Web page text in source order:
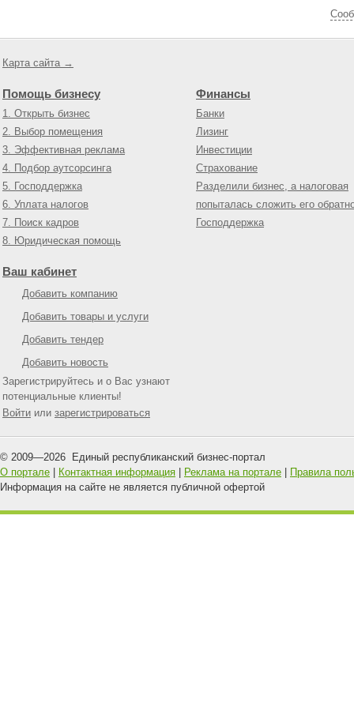
Карта сайта →
Помощь бизнесу
1. Открыть бизнес
2. Выбор помещения
3. Эффективная реклама
4. Подбор аутсорсинга
5. Господдержка
6. Уплата налогов
7. Поиск кадров
8. Юридическая помощь
Финансы
Банки
Лизинг
Инвестиции
Страхование
Разделили бизнес, а налоговая
попыталась сложить его
Господдержка
Ваш кабинет
Добавить компанию
Добавить товары и услуги
Добавить тендер
Добавить новость
Зарегистрируйтесь и о Вас узнают
потенциальные клиенты!
Войти или зарегистрироваться
© 2009—2026 Единый республиканский бизнес-портал
О портале
Контактная информация Реклама на портале
Правила
Информация на сайте не является публичной офертой